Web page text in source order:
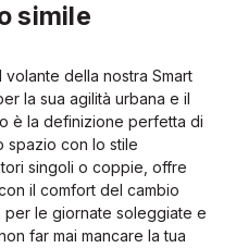
simile
della nostra Smart
la sua agilità urbana e il
è la definizione perfetta di
spazio con lo stile
singoli o coppie, offre
il comfort del cambio
le giornate soleggiate e
far mai mancare la tua